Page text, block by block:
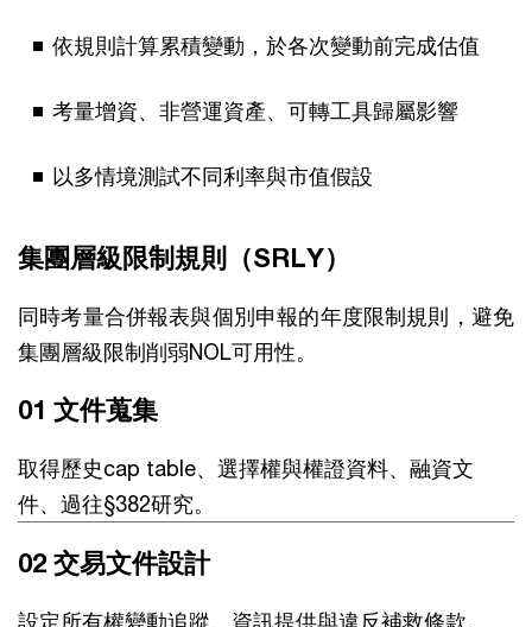
依規則計算累積變動，於各次變動前完成估值
考量增資、非營運資產、可轉工具歸屬影響
以多情境測試不同利率與市值假設
集團層級限制規則（SRLY）
同時考量合併報表與個別申報的年度限制規則，避免
集團層級限制削弱NOL可用性。
01 文件蒐集
取得歷史cap table、選擇權與權證資料、融資文
件、過往§382研究。
02 交易文件設計
設定所有權變動追蹤、資訊提供與違反補救條款。